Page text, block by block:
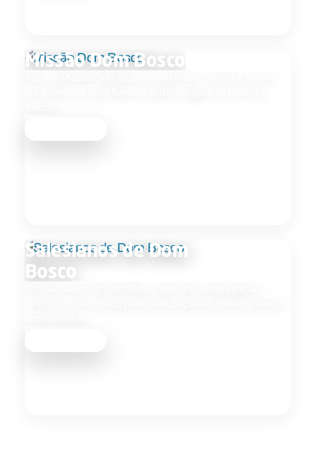
Missão Dom Bosco
Salesianos de Dom
Bosco